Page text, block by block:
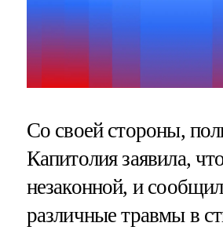
Со своей стороны,
Капитолия заявила,
незаконной, и
различные травмы в